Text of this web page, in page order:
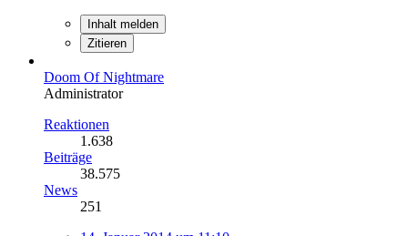
Inhalt melden
Zitieren
Doom Of Nightmare
Administrator
Reaktionen
1.638
Beiträge
38.575
News
251